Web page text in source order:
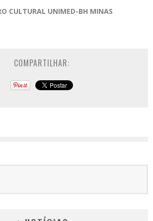
CULTURAL UNIMED-BH MINAS
COMPARTILHAR: